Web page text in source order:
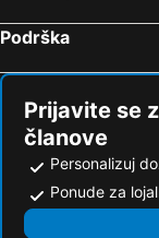
Podrška
Prijavite se
članove
Personalizuj
Ponude za